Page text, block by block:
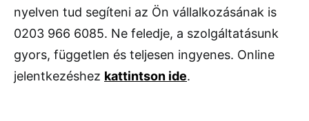
nyelven tud segíteni az Ön vállalkozásának is
0203 966 6085. Ne feledje, a szolgáltatásunk
gyors, független és teljesen ingyenes. Online
jelentkezéshez kattintson ide.